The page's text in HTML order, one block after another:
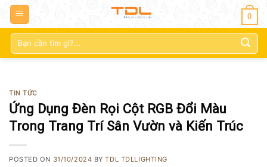
0
Tìm
kiếm:
TIN TỨC
Ứng Dụng Đèn Rọi Cột RGB Đổi Màu
Trong Trang Trí Sân Vườn và Kiến Trúc
POSTED ON 31/10/2024 BYTDL TDLLIGHTING